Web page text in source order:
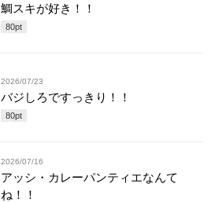
鯛スキが好き！！
80pt
2026/07/23
バジしろですっきり！！
80pt
2026/07/16
アッシ・カレーパンティエなんて
ね！！